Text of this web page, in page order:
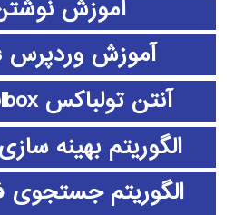
آموزش
آموزش وردپرس wordpress
آنتن تولباکس antenna toolbox
الگوریتم بهینه